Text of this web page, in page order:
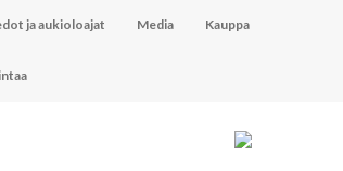
ja aukioloajat Media Kauppa